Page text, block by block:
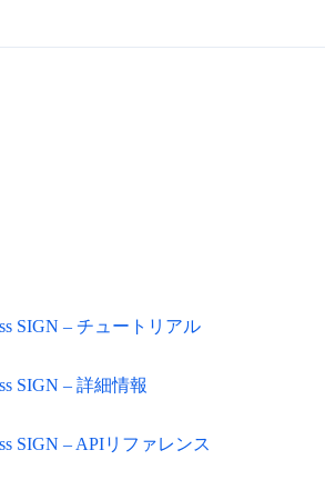
SIGN – チュートリアル
SIGN – 詳細情報
SIGN – APIリファレンス